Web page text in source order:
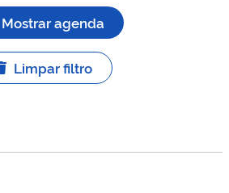
Mostrar agenda
Limpar filtro